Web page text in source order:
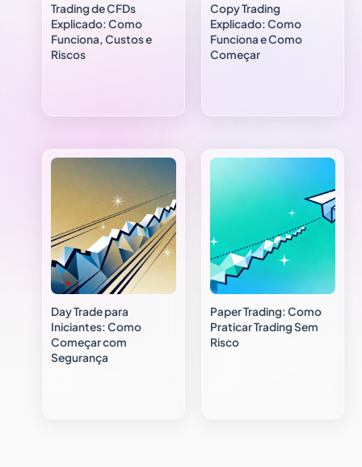
Trading de CFDs
Explicado: Como
Funciona, Custos e
Riscos
Copy Trading
Explicado: Como
Funciona e Como
Começar
Day Trade para
Iniciantes: Como
Começar com
Segurança
Paper Trading: Como
Praticar Trading Sem
Risco